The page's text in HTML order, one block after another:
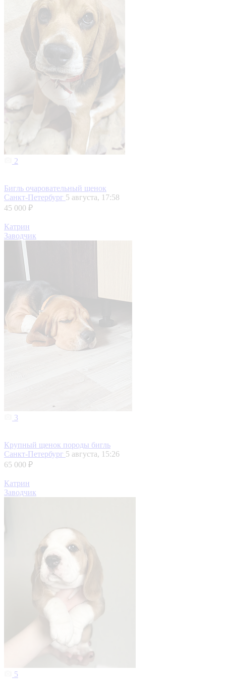
2
Бигль очаровательный щенок
Санкт-Петербург 5 августа, 17:58
45 000 ₽
Катрин
Заводчик
3
Крупный щенок породы бигль
Санкт-Петербург 5 августа, 15:26
65 000 ₽
Катрин
Заводчик
5